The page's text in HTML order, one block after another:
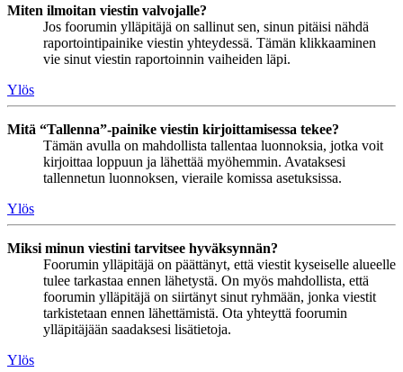
Miten ilmoitan viestin valvojalle?
Jos foorumin ylläpitäjä on sallinut sen, sinun pitäisi nähdä
raportointipainike viestin yhteydessä. Tämän klikkaaminen
vie sinut viestin raportoinnin vaiheiden läpi.
Ylös
Mitä “Tallenna”-painike viestin kirjoittamisessa tekee?
Tämän avulla on mahdollista tallentaa luonnoksia, jotka voit
kirjoittaa loppuun ja lähettää myöhemmin. Avataksesi
tallennetun luonnoksen, vieraile komissa asetuksissa.
Ylös
Miksi minun viestini tarvitsee hyväksynnän?
Foorumin ylläpitäjä on päättänyt, että viestit kyseiselle alueelle
tulee tarkastaa ennen lähetystä. On myös mahdollista, että
foorumin ylläpitäjä on siirtänyt sinut ryhmään, jonka viestit
tarkistetaan ennen lähettämistä. Ota yhteyttä foorumin
ylläpitäjään saadaksesi lisätietoja.
Ylös